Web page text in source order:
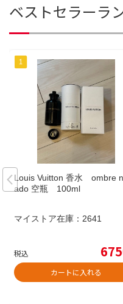
ベストセラーラ
Louis Vuitton 香水 ombre
ado 空瓶 100ml
マイストア在庫： 2641
税込
カートに入れる